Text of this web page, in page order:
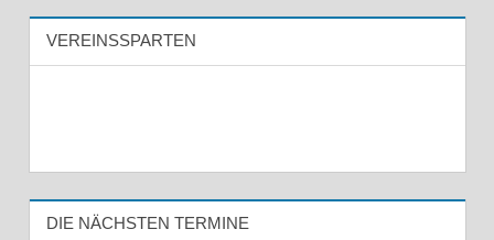
VEREINSSPARTEN
DIE NÄCHSTEN TERMINE